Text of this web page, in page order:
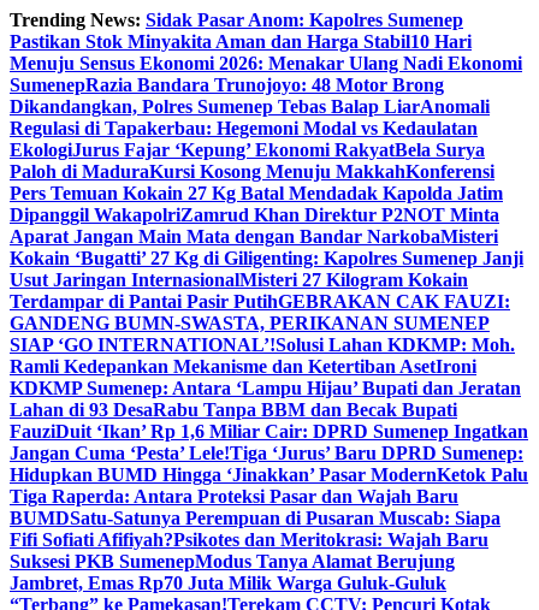
Skip
to
content
Trending News: Sidak Pasar Anom: Kapolres Sumenep
Pastikan Stok Minyakita Aman dan Harga Stabil10 Hari
Menuju Sensus Ekonomi 2026: Menakar Ulang Nadi Ekonomi
SumenepRazia Bandara Trunojoyo: 48 Motor Brong
Dikandangkan, Polres Sumenep Tebas Balap LiarAnomali
Regulasi di Tapakerbau: Hegemoni Modal vs Kedaulatan
EkologiJurus Fajar ‘Kepung’ Ekonomi RakyatBela Surya
Paloh di MaduraKursi Kosong Menuju MakkahKonferensi
Pers Temuan Kokain 27 Kg Batal Mendadak Kapolda Jatim
Dipanggil WakapolriZamrud Khan Direktur P2NOT Minta
Aparat Jangan Main Mata dengan Bandar NarkobaMisteri
Kokain ‘Bugatti’ 27 Kg di Giligenting: Kapolres Sumenep Janji
Usut Jaringan InternasionalMisteri 27 Kilogram Kokain
Terdampar di Pantai Pasir PutihGEBRAKAN CAK FAUZI:
GANDENG BUMN-SWASTA, PERIKANAN SUMENEP
SIAP ‘GO INTERNATIONAL’!Solusi Lahan KDKMP: Moh.
Ramli Kedepankan Mekanisme dan Ketertiban AsetIroni
KDKMP Sumenep: Antara ‘Lampu Hijau’ Bupati dan Jeratan
Lahan di 93 DesaRabu Tanpa BBM dan Becak Bupati
FauziDuit ‘Ikan’ Rp 1,6 Miliar Cair: DPRD Sumenep Ingatkan
Jangan Cuma ‘Pesta’ Lele!Tiga ‘Jurus’ Baru DPRD Sumenep:
Hidupkan BUMD Hingga ‘Jinakkan’ Pasar ModernKetok Palu
Tiga Raperda: Antara Proteksi Pasar dan Wajah Baru
BUMDSatu-Satunya Perempuan di Pusaran Muscab: Siapa
Fifi Sofiati Afifiyah?Psikotes dan Meritokrasi: Wajah Baru
Suksesi PKB SumenepModus Tanya Alamat Berujung
Jambret, Emas Rp70 Juta Milik Warga Guluk-Guluk
“Terbang” ke Pamekasan!Terekam CCTV: Pencuri Kotak